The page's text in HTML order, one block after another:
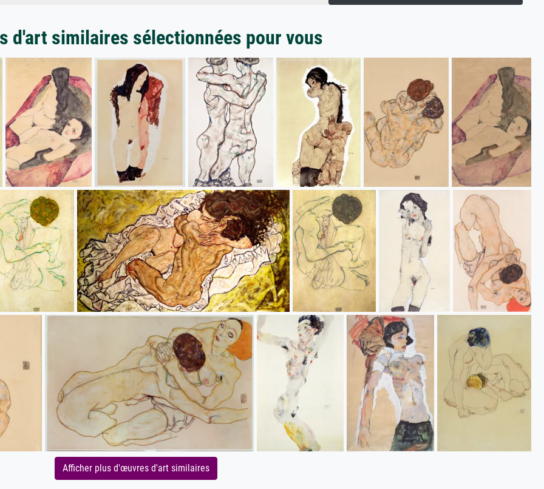
d'art similaires sélectionnées pour vous
Afficher plus d'œuvres d'art similaires